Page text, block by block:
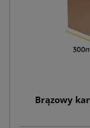
Brązowy